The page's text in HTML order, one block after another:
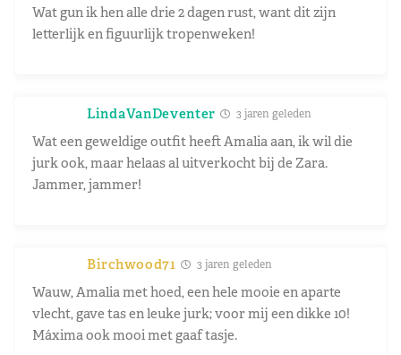
Wat gun ik hen alle drie 2 dagen rust, want dit zijn
letterlijk en figuurlijk tropenweken!
LindaVanDeventer 3 jaren geleden
Wat een geweldige outfit heeft Amalia aan, ik wil die
jurk ook, maar helaas al uitverkocht bij de Zara.
Jammer, jammer!
Birchwood71 3 jaren geleden
Wauw, Amalia met hoed, een hele mooie en aparte
vlecht, gave tas en leuke jurk; voor mij een dikke 10!
Máxima ook mooi met gaaf tasje.